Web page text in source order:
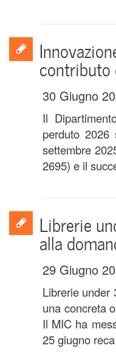
30 Giugno
Il
perduto
settembre
2695) e il
Librerie
alla
29 Giugno
Librerie under
una concreta
Il MIC ha
25 giugno